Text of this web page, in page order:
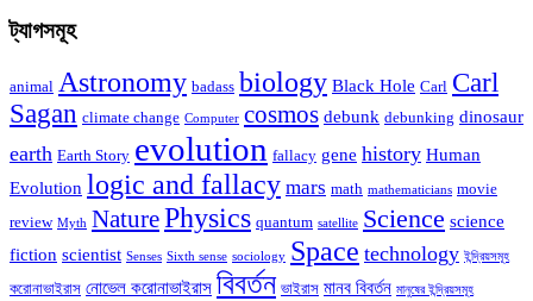
ট্যাগসমূহ
animal Astronomy badass biology Black Hole Carl Carl
Sagan climate change Computer cosmos debunk debunking dinosaur
earth Earth Story evolution fallacy gene history Human
Evolution logic and fallacy mars math mathematicians movie
review Myth NaturePhysics quantum satellite Science science
fiction scientist Senses Sixth sense sociology Space technology ইন্দ্রিয়সমূহ
করোনাভাইরাস নোভেল করোনাভাইরাস বিবর্তন ভাইরাস মানব বিবর্তন মানুষের ইন্দ্রিয়সমূহ